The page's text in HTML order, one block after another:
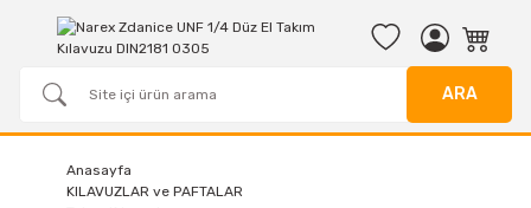
ARA
Anasayfa
KILAVUZLAR ve PAFTALAR